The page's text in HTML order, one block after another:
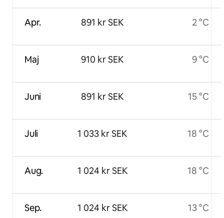
Apr.
Maj
Juni
Juli
Aug.
Sep.
891 kr SEK
910 kr SEK
891 kr SEK
1 033 kr SEK
1 024 kr SEK
1 024 kr SEK
2 °C
9 °C
15 °C
18 °C
18 °C
13 °C